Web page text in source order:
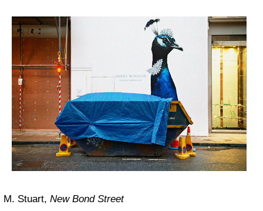
M. Stuart, New Bond Street